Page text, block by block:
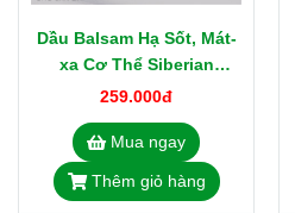
Dầu Balsam Hạ Sốt, Mát-
xa Cơ Thể Siberian
409066 Từ Nhựa Thông
259.000đ
Mua ngay
Thêm giỏ hàng